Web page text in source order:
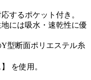
するポケット付き。
には吸水・速乾性に優
型断面ポリエステル糸
】 を使用。